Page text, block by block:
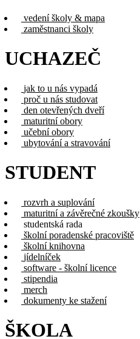
vedení školy & mapa
zaměstnanci školy
UCHAZEČ
jak to u nás vypadá
proč u nás studovat
den otevřených dveří
maturitní obory
učební obory
ubytování a stravování
STUDENT
rozvrh a suplování
maturitní a závěrečné zkoušky
studentská rada
školní poradenské pracoviště
školní knihovna
jídelníček
software - školní licence
stipendia
merch
dokumenty ke stažení
ŠKOLA